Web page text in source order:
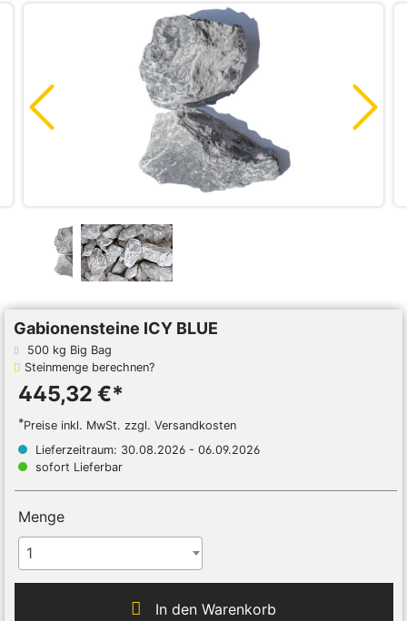
Gabionensteine ICY BLUE
500 kg Big Bag
Steinmenge berechnen?
445,32 €*
*Preise inkl. MwSt. zzgl. Versandkosten
Lieferzeitraum: 30.08.2026 - 06.09.2026
sofort Lieferbar
Menge
1
In den Warenkorb